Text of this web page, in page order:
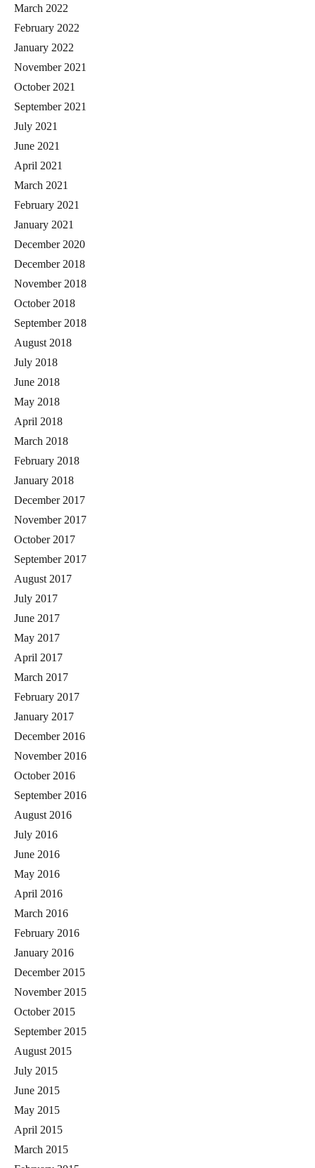
March 2022
February 2022
January 2022
November 2021
October 2021
September 2021
July 2021
June 2021
April 2021
March 2021
February 2021
January 2021
December 2020
December 2018
November 2018
October 2018
September 2018
August 2018
July 2018
June 2018
May 2018
April 2018
March 2018
February 2018
January 2018
December 2017
November 2017
October 2017
September 2017
August 2017
July 2017
June 2017
May 2017
April 2017
March 2017
February 2017
January 2017
December 2016
November 2016
October 2016
September 2016
August 2016
July 2016
June 2016
May 2016
April 2016
March 2016
February 2016
January 2016
December 2015
November 2015
October 2015
September 2015
August 2015
July 2015
June 2015
May 2015
April 2015
March 2015